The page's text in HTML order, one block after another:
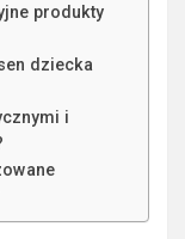
produkty
dziecka
i